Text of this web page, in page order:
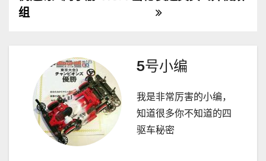
章
组
5号小编
我是非常厉害的小编，
知道很多你不知道的四
驱车秘密